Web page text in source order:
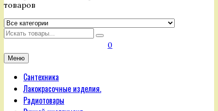
товаров
Искать
0
Меню
Сантехника
Лакокрасочные изделия.
Радиотовары